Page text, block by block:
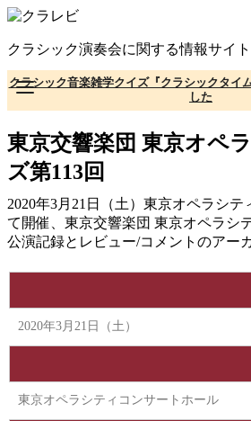
コ
テ
ン
ツ
へ
移
動
クラシック演奏会に関する情報サイト
クラシック音楽雑学クイズ『クラシックタイ
した
東京交響楽団 東京オペ
ズ第113回
2020年3月21日（土）東京オペラシテ
て開催、東京交響楽団 東京オペラシ
公演記録とレビュー/コメントのアー
2020年3月21日（土）
東京オペラシティコンサートホール